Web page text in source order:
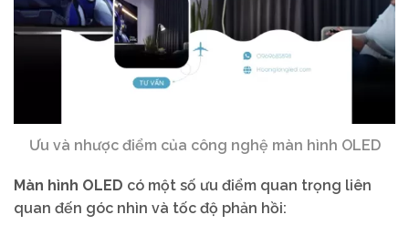
Ưu và nhược điểm của công nghệ màn hình OLED
Màn hình OLED có một số ưu điểm quan trọng liên
quan đến góc nhìn và tốc độ phản hồi: